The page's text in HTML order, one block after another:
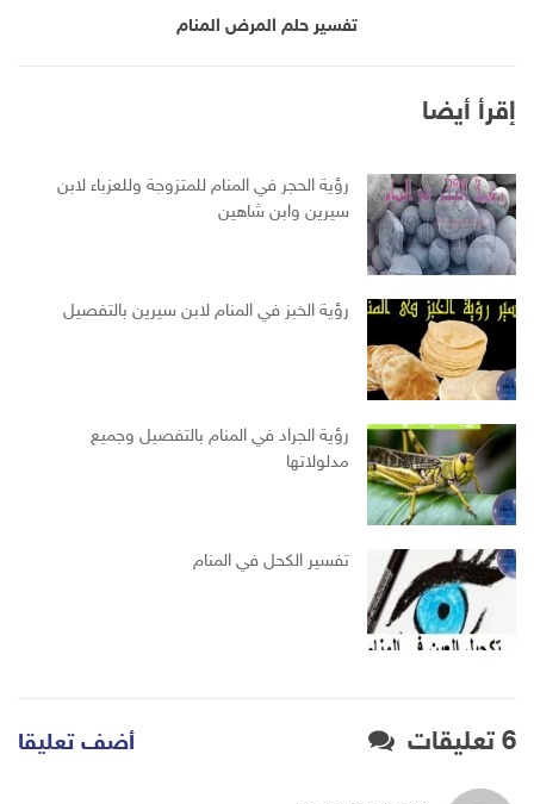
تفسير حلم المرض المنام
إقرأ أيضا
رؤية الحجر في المنام للمتزوجة وللعزباء لابن
سيرين وابن شاهين
رؤية الخبز في المنام لابن سيرين بالتفصيل
رؤية الجراد في المنام بالتفصيل وجميع
مدلولاتها
تفسير الكحل في المنام
6 تعليقات أضف تعليقا